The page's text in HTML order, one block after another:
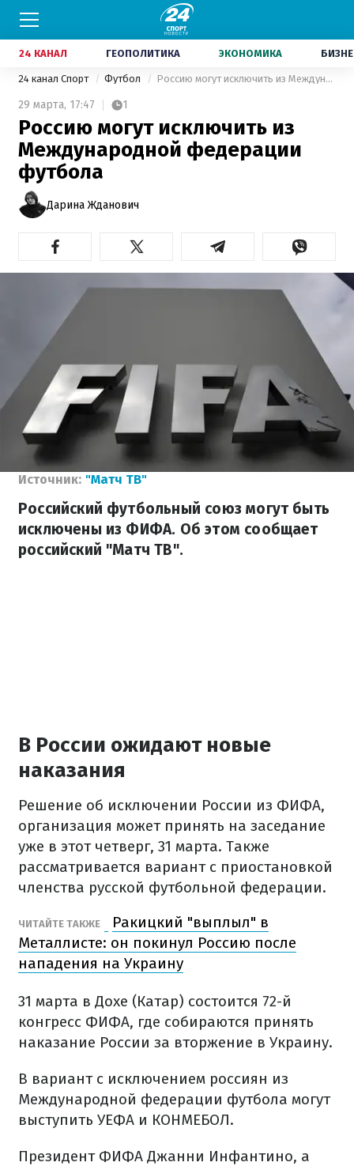
24 КАНАЛ ГЕОПОЛИТИКА ЭКОНОМИКА
24 канал Спорт Футбол Россию могут исключить из Международной федерации футбола
29 марта, 17:47 1
Россию могут исключить из
Международной федерации
футбола
Дарина Жданович
Источник: "Матч ТВ"
Российский футбольный союз могут быть
исключены из ФИФА. Об этом сообщает
российский "Матч ТВ".
В России ожидают новые
наказания
Решение об исключении России из ФИФА,
организация может принять на заседание
уже в этот четверг, 31 марта. Также
рассматривается вариант с приостановкой
членства русской футбольной федерации.
ЧИТАЙТЕ ТАКЖЕ
Ракицкий "выплыл" в
Металлисте: он покинул Россию после
нападения на Украину
31 марта в Дохе (Катар) состоится 72-й
конгресс ФИФА, где собираются принять
наказание России за вторжение в Украину.
В вариант с исключением россиян из
Международной федерации футбола могут
выступить УЕФА и КОНМЕБОЛ.
Президент ФИФА Джанни Инфантино, а